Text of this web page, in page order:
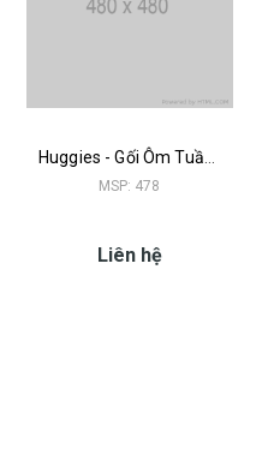
MSP: 478
Liên hệ